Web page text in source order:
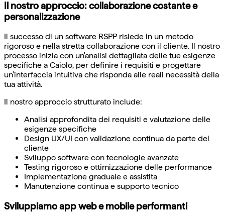
Il nostro approccio: collaborazione costante e
personalizzazione
Il successo di un software RSPP risiede in un metodo
rigoroso e nella stretta collaborazione con il cliente. Il nostro
processo inizia con un'analisi dettagliata delle tue esigenze
specifiche a Caiolo, per definire i requisiti e progettare
un'interfaccia intuitiva che risponda alle reali necessità della
tua attività.
Il nostro approccio strutturato include:
Analisi approfondita dei requisiti e valutazione delle
esigenze specifiche
Design UX/UI con validazione continua da parte del
cliente
Sviluppo software con tecnologie avanzate
Testing rigoroso e ottimizzazione delle performance
Implementazione graduale e assistita
Manutenzione continua e supporto tecnico
Sviluppiamo app web e mobile performanti